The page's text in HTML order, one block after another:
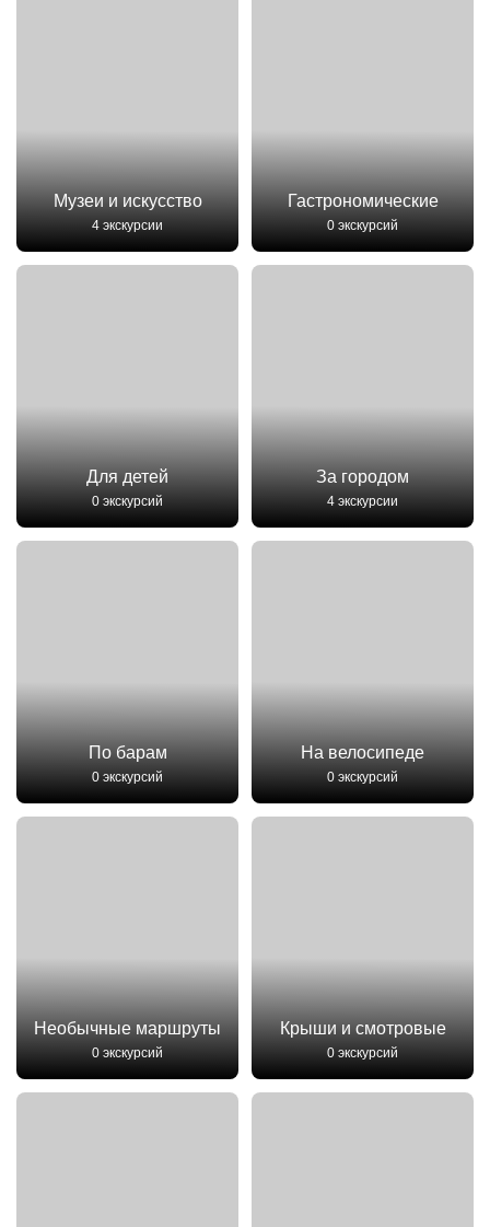
Музеи и искусство
4 экскурсии
Гастрономические
0 экскурсий
Для детей
0 экскурсий
За городом
4 экскурсии
По барам
0 экскурсий
На велосипеде
0 экскурсий
Необычные маршруты
0 экскурсий
Крыши и смотровые
0 экскурсий